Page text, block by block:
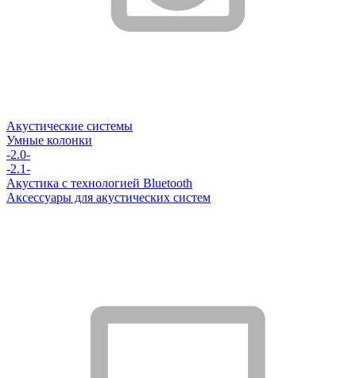
Акустические системы
Умные колонки
-2.0-
-2.1-
Акустика с технологией Bluetooth
Аксессуары для акустических систем